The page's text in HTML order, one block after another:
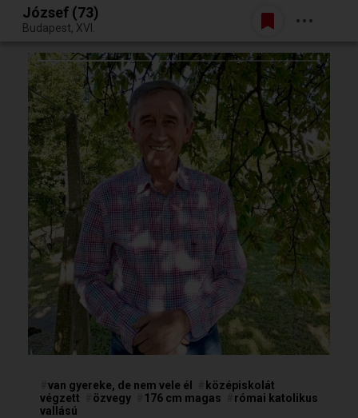
Egy jó randiból bármi lehet.
Belépés
József (73)
Budapest, XVI.
van gyereke, de nem vele él
középiskolát
végzett
özvegy 176 cm magas
római katolikus
vallású